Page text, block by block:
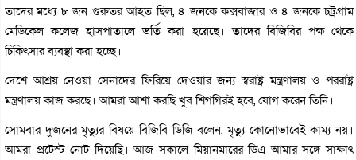
তাদের মধ্যে ৮ জন গুরুতর আহত ছিল, ৪ জনকে কক্সবাজার ও ৪ জনকে চট্রগ্রাম
মেডিকেল কলেজ হাসপাতালে ভর্তি করা হয়েছে। তাদের বিজিবির পক্ষ থেকে
চিকিৎসার ব্যবস্থা করা হচ্ছে।
দেশে আশ্রয় নেওয়া সেনাদের ফিরিয়ে দেওয়ার জন্য স্বরাষ্ট্র মন্ত্রণালয় ও পররাষ্ট্র
মন্ত্রণালয় কাজ করছে। আমরা আশা করছি খুব শিগগিরই হবে, যোগ করেন তিনি।
সোমবার দুজনের মৃত্যুর বিষয়ে বিজিবি ডিজি বলেন, মৃত্যু কোনোভাবেই কাম্য নয়।
আমরা প্রটেস্ট নোট দিয়েছি। আজ সকালে মিয়ানমারের ডিএ আমার সঙ্গে সাক্ষাৎ